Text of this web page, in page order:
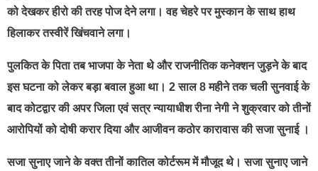
को देखकर हीरो की तरह पोज देने लगा। वह चेहरे पर मुस्कान के साथ हाथ
हिलाकर तस्वीरें खिंचवाने लगा।
पुलकित के पिता तब भाजपा के नेता थे और राजनीतिक कनेक्शन जुड़ने के बाद
इस घटना को लेकर बड़ा बवाल हुआ था। 2 साल 8 महीने तक चली सुनवाई के
बाद कोटद्वार की अपर जिला एवं सत्र न्यायाधीश रीना नेगी ने शुक्रवार को तीनों
आरोपियों को दोषी करार दिया और आजीवन कठोर कारावास की सजा सुनाई ।
सजा सुनाए जाने के वक्त तीनों कातिल कोर्टरूम में मौजूद थे। सजा सुनाए जाने